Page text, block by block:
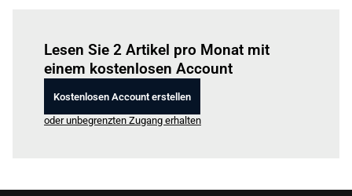
Lesen Sie 2 Artikel pro Monat mit
einem kostenlosen Account
Kostenlosen Account erstellen
oder unbegrenzten Zugang erhalten